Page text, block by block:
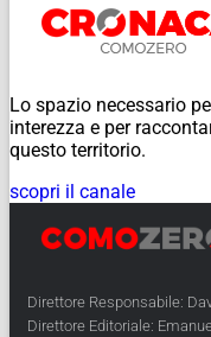
Lo spazio necessario
interezza e per
questo territorio.
scopri il canale
Direttore Responsabile:
Direttore Editoriale: